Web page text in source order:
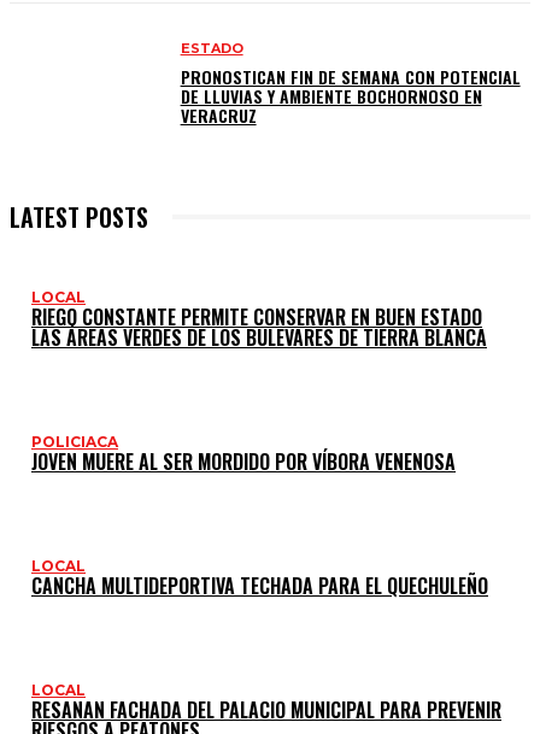
ESTADO
PRONOSTICAN FIN DE SEMANA CON POTENCIAL
DE LLUVIAS Y AMBIENTE BOCHORNOSO EN
VERACRUZ
LATEST POSTS
LOCAL
RIEGO CONSTANTE PERMITE CONSERVAR EN BUEN ESTADO
LAS ÁREAS VERDES DE LOS BULEVARES DE TIERRA BLANCA
POLICIACA
JOVEN MUERE AL SER MORDIDO POR VÍBORA VENENOSA
LOCAL
CANCHA MULTIDEPORTIVA TECHADA PARA EL QUECHULEÑO
LOCAL
RESANAN FACHADA DEL PALACIO MUNICIPAL PARA PREVENIR